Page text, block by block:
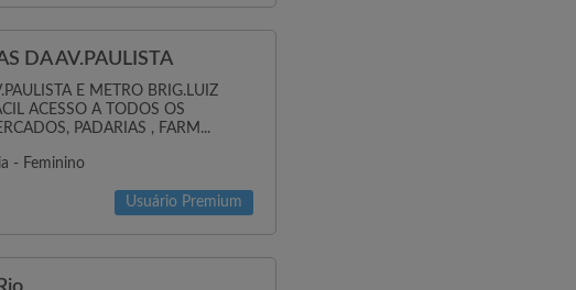
DA AV.PAULISTA
E METRO BRIG.LUIZ
ACESSO A TODOS OS
PADARIAS , FARM...
- Feminino
Usuário Premium